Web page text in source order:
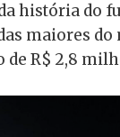
história do
maiores do
R$ 2,8